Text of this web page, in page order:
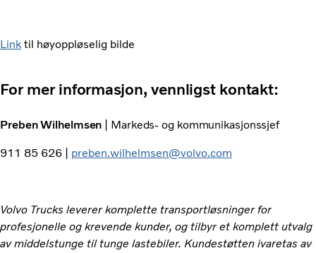
Link til høyoppløselig bilde
For mer informasjon, vennligst kontakt:
Preben Wilhelmsen | Markeds- og kommunikasjonssjef
911 85 626 | preben.wilhelmsen@volvo.com
Volvo Trucks leverer komplette transportløsninger for
profesjonelle og krevende kunder, og tilbyr et komplett utvalg
av middelstunge til tunge lastebiler. Kundestøtten ivaretas av